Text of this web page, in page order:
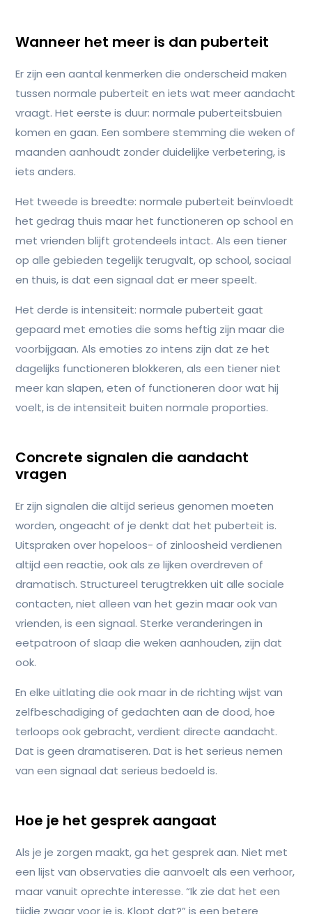
Wanneer het meer is dan puberteit
Er zijn een aantal kenmerken die onderscheid maken
tussen normale puberteit en iets wat meer aandacht
vraagt. Het eerste is duur: normale puberteitsbuien
komen en gaan. Een sombere stemming die weken of
maanden aanhoudt zonder duidelijke verbetering, is
iets anders.
Het tweede is breedte: normale puberteit beïnvloedt
het gedrag thuis maar het functioneren op school en
met vrienden blijft grotendeels intact. Als een tiener
op alle gebieden tegelijk terugvalt, op school, sociaal
en thuis, is dat een signaal dat er meer speelt.
Het derde is intensiteit: normale puberteit gaat
gepaard met emoties die soms heftig zijn maar die
voorbijgaan. Als emoties zo intens zijn dat ze het
dagelijks functioneren blokkeren, als een tiener niet
meer kan slapen, eten of functioneren door wat hij
voelt, is de intensiteit buiten normale proporties.
Concrete signalen die aandacht
vragen
Er zijn signalen die altijd serieus genomen moeten
worden, ongeacht of je denkt dat het puberteit is.
Uitspraken over hopeloos- of zinloosheid verdienen
altijd een reactie, ook als ze lijken overdreven of
dramatisch. Structureel terugtrekken uit alle sociale
contacten, niet alleen van het gezin maar ook van
vrienden, is een signaal. Sterke veranderingen in
eetpatroon of slaap die weken aanhouden, zijn dat
ook.
En elke uitlating die ook maar in de richting wijst van
zelfbeschadiging of gedachten aan de dood, hoe
terloops ook gebracht, verdient directe aandacht.
Dat is geen dramatiseren. Dat is het serieus nemen
van een signaal dat serieus bedoeld is.
Hoe je het gesprek aangaat
Als je je zorgen maakt, ga het gesprek aan. Niet met
een lijst van observaties die aanvoelt als een verhoor,
maar vanuit oprechte interesse. “Ik zie dat het een
tijdje zwaar voor je is. Klopt dat?” is een betere